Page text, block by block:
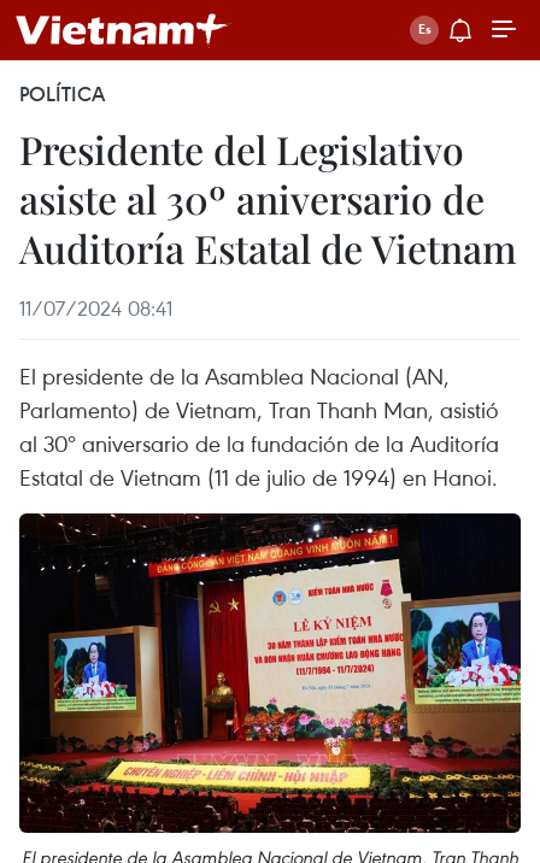
POLÍTICA
Presidente del Legislativo
asiste al 30º aniversario de
Auditoría Estatal de Vietnam
11/07/2024 08:41
El presidente de la Asamblea Nacional (AN,
Parlamento) de Vietnam, Tran Thanh Man, asistió
al 30º aniversario de la fundación de la Auditoría
Estatal de Vietnam (11 de julio de 1994) en Hanoi.
El presidente de la Asamblea Nacional de Vietnam, Tran Thanh